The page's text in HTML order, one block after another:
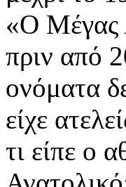
«Ο Μέγας
πριν από
ονόματα
είχε
τι είπε ο